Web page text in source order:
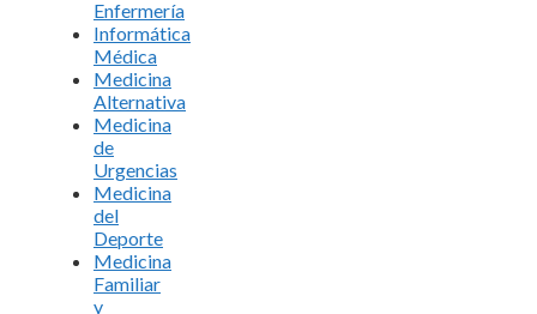
Enfermería
Informática
Médica
Medicina
Alternativa
Medicina
de
Urgencias
Medicina
del
Deporte
Medicina
Familiar
y